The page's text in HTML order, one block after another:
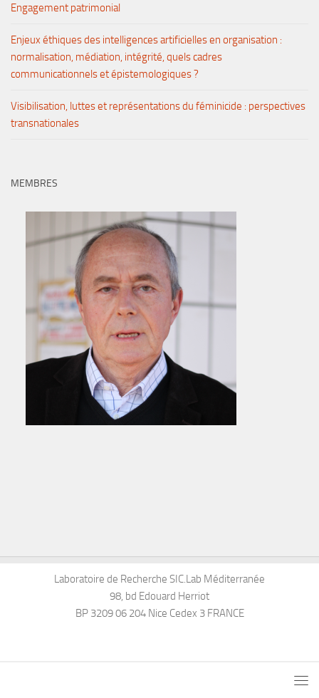
Engagement patrimonial
Enjeux éthiques des intelligences artificielles en organisation :
normalisation, médiation, intégrité, quels cadres
communicationnels et épistemologiques ?
Visibilisation, luttes et représentations du féminicide : perspectives
transnationales
MEMBRES
Laboratoire de Recherche SIC.Lab Méditerranée
98, bd Edouard Herriot
BP 3209 06 204 Nice Cedex 3 FRANCE